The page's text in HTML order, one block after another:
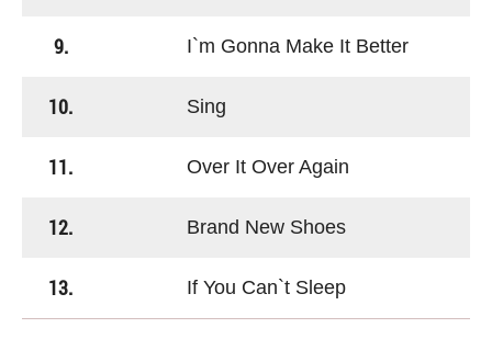
9. I`m Gonna Make It Better
10. Sing
11. Over It Over Again
12. Brand New Shoes
13. If You Can`t Sleep